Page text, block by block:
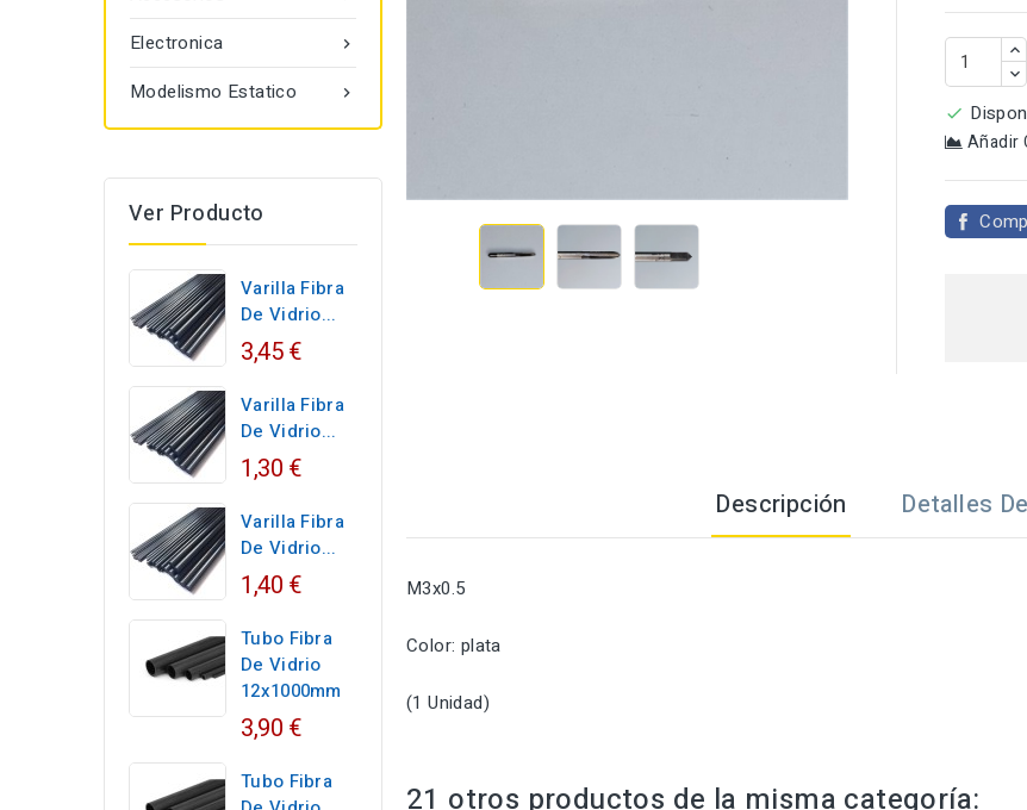

Electronica

Modelismo Estatico
Ver Producto
Varilla Fibra
De Vidrio...
3,45 €
Varilla Fibra
De Vidrio...
1,30 €
Varilla Fibra
De Vidrio...
1,40 €
Tubo Fibra
De Vidrio
12x1000mm
3,90 €
Tubo Fibra

Añadir
Descripción Detalles
M3x0.5
Color: plata
(1 Unidad)
21 otros productos de la misma categoría: